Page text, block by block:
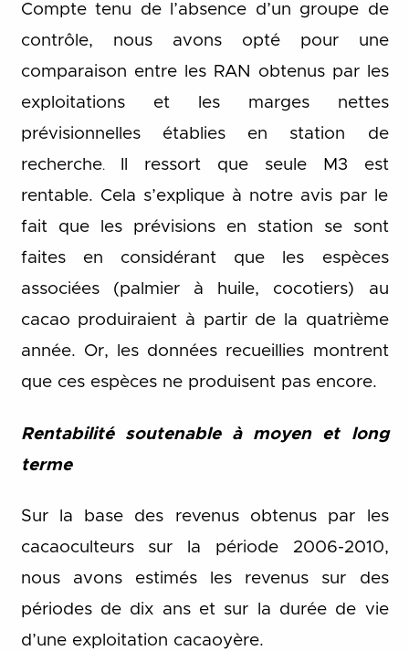
Compte tenu de l’absence d’un groupe de
contrôle, nous avons opté pour une
comparaison entre les RAN obtenus par les
exploitations et les marges nettes
prévisionnelles établies en station de
recherche.Il ressort que seule M3 est
rentable. Cela s’explique à notre avis par le
fait que les prévisions en station se sont
faites en considérant que les espèces
associées (palmier à huile, cocotiers) au
cacao produiraient à partir de la quatrième
année. Or, les données recueillies montrent
que ces espèces ne produisent pas encore.
Rentabilité soutenable à moyen et long
terme
Sur la base des revenus obtenus par les
cacaoculteurs sur la période 2006-2010,
nous avons estimés les revenus sur des
périodes de dix ans et sur la durée de vie
d’une exploitation cacaoyère.